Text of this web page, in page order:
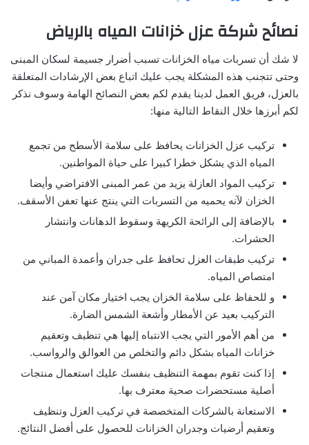
نصائح شركة عزل خزانات المياه بالرياض
لا شك أن تسربات مياه الخزانات تسبب أضرار جسيمة لسكان المبنى
وحتى تتجنب هذه المشكلة يجب عليك اتباع بعض الإرشادات المتعلقة
بالعزل، فريق العمل لدينا يقدم لكم بعض النصائح الهامة وسوف نذكر
لكم أبرزها خلال النقاط التالية منها:
تركيب عزل الخزانات يحافظ على سلامة الأسطح من تجمع
المياه الذي يشكل خطرا كبيرا على حياة المواطنين.
تركيب المواد العازلة يزيد من عمر المبنى الافتراضي وأيضا
الخزان لآنه يحميه من التسربات التي ينتج عنها تعفن الأسقف.
بالإضافة إلى الرائحة الكريهة وسقوط الدهانات وانتشار
الحشرات.
تركيب طبقات العزل تحافظ على جدران وأعمدة المباني من
امتصاص المياه.
و للحفاظ على سلامة الخزان يجب اختيار مكان آمن عند
التركيب بعيد عن الأمطار وأشعة الشمس الضارة.
من أهم الأمور التي يجب الانتباه إليها هي تنظيف وتعقيم
خزانات المياه بشكل دائم والتخلص من العوالق والرواسب.
إذا كنت تقوم بمهمة التنظيف بنفسك عليك استعمال منتجات
أصلية مستحضرات صحية معترف بها.
الاستعانة بالشركات المتخصصة في تركيب العزل وتنظيف
وتعقيم أرضيات وجدران الخزانات للحصول على أفضل النتائج.